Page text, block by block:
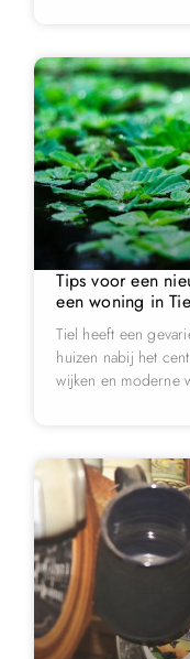
Tips voor een
een woning in
Tiel heeft een
huizen nabij het
wijken en moderne